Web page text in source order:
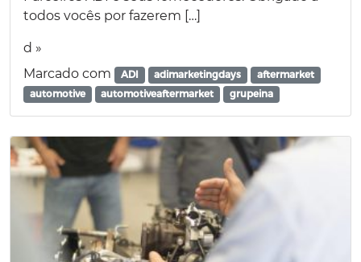
todos vocês por fazerem […]
d »
Marcado com
ADI adimarketingdays
aftermarket
automotive
automotiveaftermarket grupeina